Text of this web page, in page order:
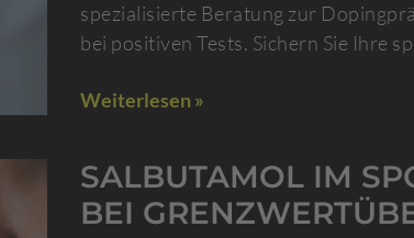
spezialisierte Beratung zur
bei positiven Tests. Sichern Sie Ihre
Weiterlesen »
SALBUTAMOL IM
BEI